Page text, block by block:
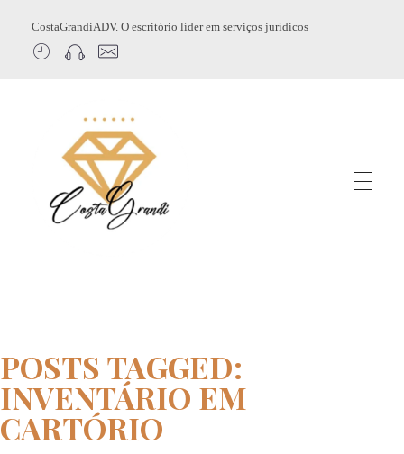
CostaGrandiADV. O escritório líder em serviços jurídicos
POSTS TAGGED:
INVENTÁRIO EM
CARTÓRIO